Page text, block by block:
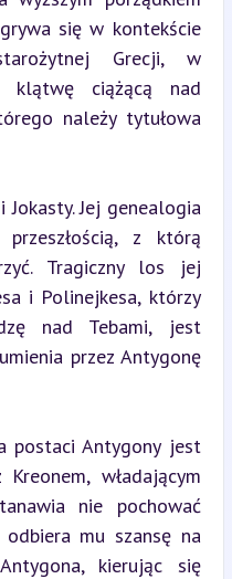
się w kontekście
Grecji, w
klątwę ciążącą nad
należy tytułowa
Jej genealogia
z którą
Tragiczny los jej
i Polinejkesa, którzy
nad Tebami, jest
przez Antygonę
postaci Antygony jest
władającym
nie pochować
odbiera mu szansę na
kierując się